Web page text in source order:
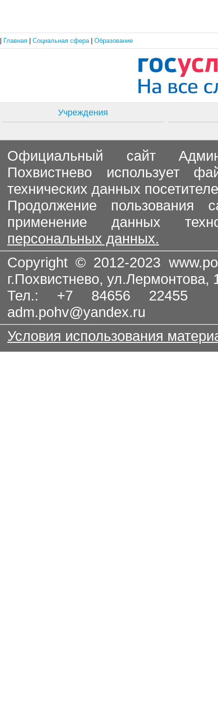
Главная Социальная сфера Образование
Учреждения
Официальный сайт
Похвистнево использует
технических данных
Продолжение пользования
применение данных
персональных данных.
Copyright © 2012-2023
г.Похвистнево, ул.Лермонтова,
Тел.: +7 84656
adm.pohv@yandex.ru
Условия использования